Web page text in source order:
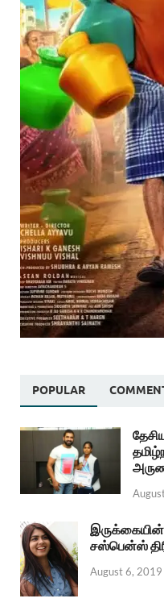
POPULAR
அருண்
இருக்கையின்
சஸ்பென்ஸ்
August 6, 2019